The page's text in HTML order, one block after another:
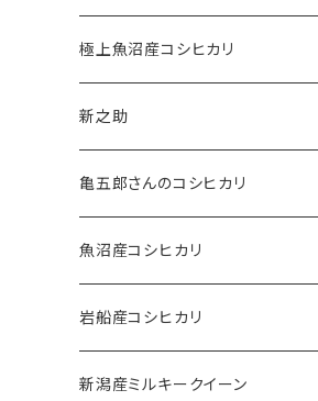
極上魚沼産コシヒカリ
新之助
亀五郎さんのコシヒカリ
魚沼産コシヒカリ
岩船産コシヒカリ
新潟産ミルキークイーン